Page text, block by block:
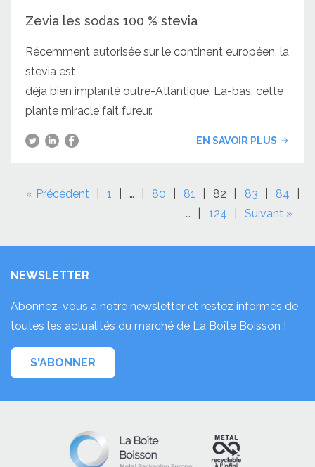
Zevia les sodas 100 % stevia
Récemment autorisée sur le continent européen, la
stevia est
déjà bien implanté outre-Atlantique. Là-bas, cette
plante miracle fait fureur.
EN SAVOIR PLUS
« Précédent 1 … 80 81 82 83
84
…
124 Suivant »
NEWSLETTER
Abonnez-vous à notre newsletter et restez informés de
toutes les actualités du marché de La Boîte Boisson !
S'ABONNER